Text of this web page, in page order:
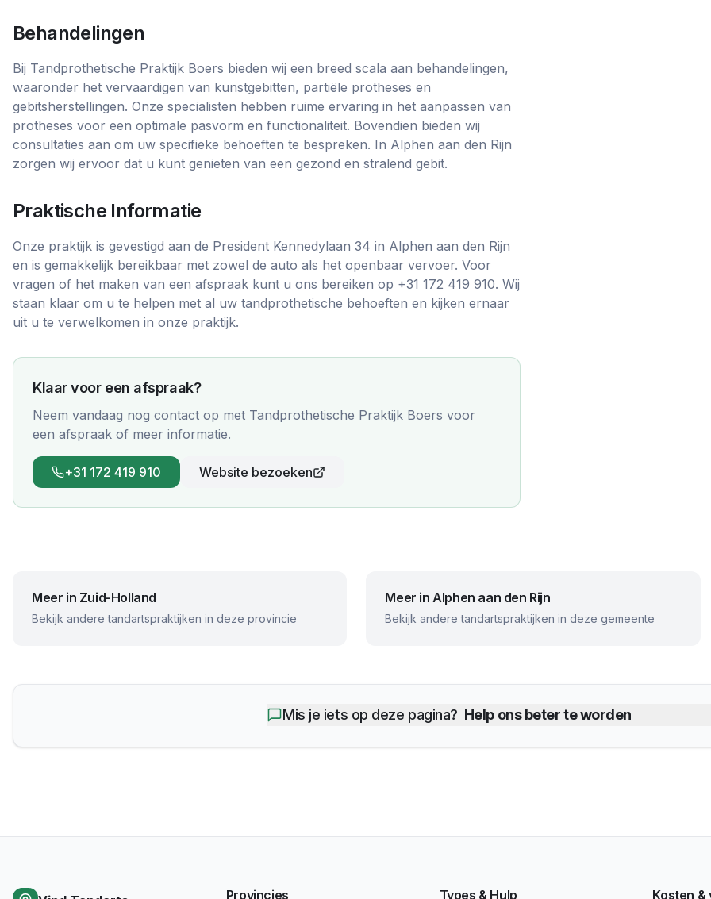
Behandelingen
Bij Tandprothetische Praktijk Boers bieden wij een breed scala aan behandelingen,
waaronder het vervaardigen van kunstgebitten, partiële protheses en
gebitsherstellingen. Onze specialisten hebben ruime ervaring in het aanpassen van
protheses voor een optimale pasvorm en functionaliteit. Bovendien bieden wij
consultaties aan om uw specifieke behoeften te bespreken. In Alphen aan den Rijn
zorgen wij ervoor dat u kunt genieten van een gezond en stralend gebit.
Praktische Informatie
Onze praktijk is gevestigd aan de President Kennedylaan 34 in Alphen aan den Rijn
en is gemakkelijk bereikbaar met zowel de auto als het openbaar vervoer. Voor
vragen of het maken van een afspraak kunt u ons bereiken op +31 172 419 910. Wij
staan klaar om u te helpen met al uw tandprothetische behoeften en kijken ernaar
uit u te verwelkomen in onze praktijk.
Klaar voor een afspraak?
Neem vandaag nog contact op met Tandprothetische Praktijk Boers voor
een afspraak of meer informatie.
+31 172 419 910 Website bezoeken
Meer in Zuid-Holland
Bekijk andere tandartspraktijken in deze provincie
Meer inAlphen aan den Rijn
Bekijk andere tandartspraktijken in deze gemeente
Mis je iets op deze pagina? Help ons beter te worden
Provincies Types & Hulp Kosten &